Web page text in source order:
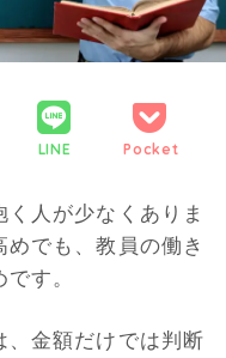
LINE Pocket
人が少なくありま
でも、教員の働き
す。
、金額だけでは判断